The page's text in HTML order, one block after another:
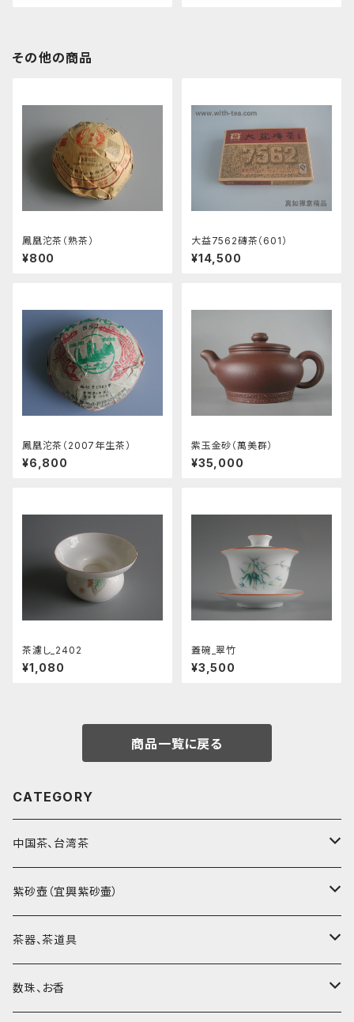
その他の商品
鳳凰沱茶（熟茶）
¥800
大益7562磚茶（601）
¥14,500
鳳凰沱茶（2007年生茶）
¥6,800
紫玉金砂（萬美群）
¥35,000
茶濾し_2402
¥1,080
蓋碗_翠竹
¥3,500
商品一覧に戻る
CATEGORY
中国茶、台湾茶
烏龍茶（ウーロン茶）
黒茶（緊圧茶、普洱茶）
紅茶、白茶、緑茶
紫砂壺（宜興紫砂壷）
大師、名人、高工の作品
周菊英（高級工藝美術師）
茶器、茶道具
茶杯、聞香杯
数珠、お香